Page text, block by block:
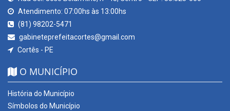
Atendimento: 07:00hs às 13:00hs
(81) 98202-5471
gabineteprefeitacortes@gmail.com
Cortês - PE
O MUNICÍPIO
História do Município
Símbolos do Município